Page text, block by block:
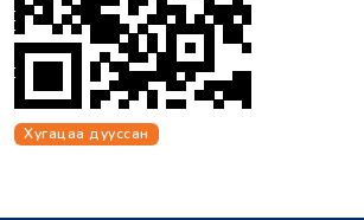
Хугацаа дууссан